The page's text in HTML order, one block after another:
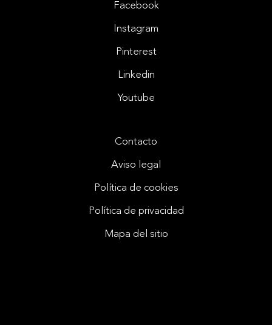
Facebook
Instagram
Pinterest
Linkedin
Youtube
Contacto
Aviso legal
Política de cookies
Política de privacidad
Mapa del sitio